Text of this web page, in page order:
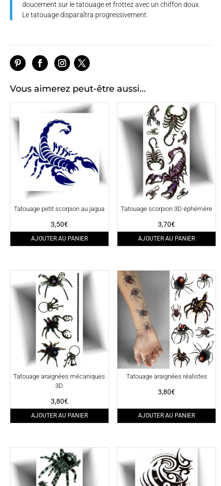
doucement sur le tatouage et frottez avec un chiffon doux.
Le tatouage disparaîtra progressivement.
Vous aimerez peut-être aussi…
Tatouage petit scorpion au jagua
3,50€
AJOUTER AU PANIER
Tatouage scorpion 3D éphémère
3,70€
AJOUTER AU PANIER
Tatouage araignées mécaniques
3D
3,80€
AJOUTER AU PANIER
Tatouage araignées réalistes
3,80€
AJOUTER AU PANIER